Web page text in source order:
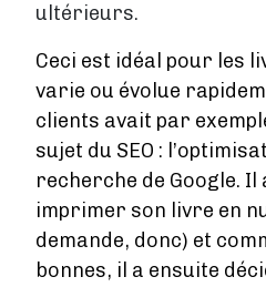
ultérieurs.
Ceci est idéal pour les
varie ou évolue
clients avait par
sujet du SEO :
recherche de Google. Il
imprimer son livre en
demande, donc) et
bonnes, il a ensuite